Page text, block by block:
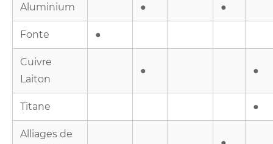
Aluminium ● ●
Fonte ●
Cuivre
Laiton
● ●
Titane ●
Alliages de